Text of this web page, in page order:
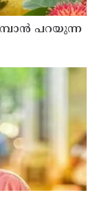
പറയുന്ന